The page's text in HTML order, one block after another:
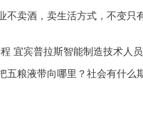
不卖酒，卖生活方式，不变只
程 宜宾普拉斯智能制造技术人
五粮液带向哪里？社会有什么